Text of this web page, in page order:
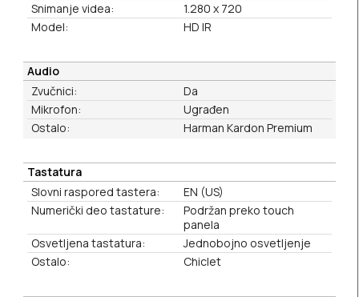
Snimanje videa:
1.280 x 720
Model:
HD IR
Audio
Zvučnici:
Da
Mikrofon:
Ugrađen
Ostalo:
Harman Kardon Premium
Tastatura
Slovni raspored tastera:
EN (US)
Numerički deo tastature:
Podržan preko touch
panela
Osvetljena tastatura:
Jednobojno osvetljenje
Ostalo:
Chiclet